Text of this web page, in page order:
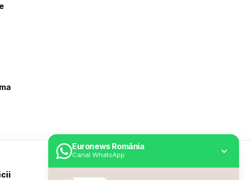
Euronews România
Canal WhatsApp